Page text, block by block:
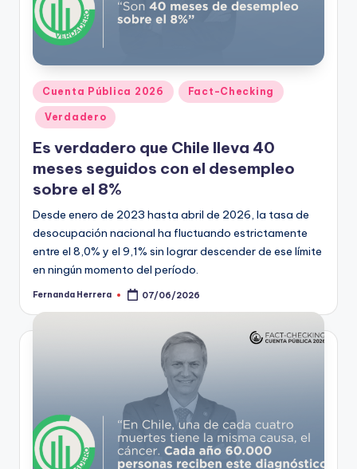
Publicado
en
Cuenta Pública 2026 Fact-Checking
Verdadero
Es verdadero que Chile lleva 40
meses seguidos con el desempleo
sobre el 8%
Desde enero de 2023 hasta abril de 2026, la tasa de
desocupación nacional ha fluctuando estrictamente
entre el 8,0% y el 9,1% sin lograr descender de ese límite
en ningún momento del período.
Publicado
Fernanda Herrera 07/06/2026